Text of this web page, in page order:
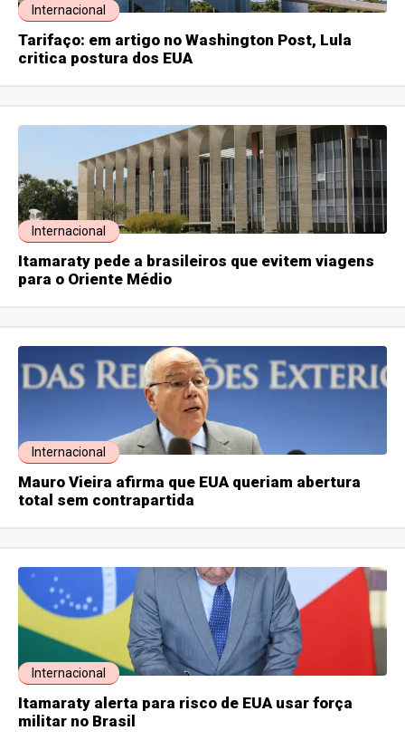
Internacional
Tarifaço: em artigo no Washington Post, Lula
critica postura dos EUA
Internacional
Itamaraty pede a brasileiros que evitem viagens
para o Oriente Médio
Internacional
Mauro Vieira afirma que EUA queriam abertura
total sem contrapartida
Internacional
Itamaraty alerta para risco de EUA usar força
militar no Brasil